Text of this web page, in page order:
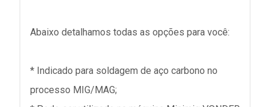
Abaixo detalhamos todas as opções para você:
* Indicado para soldagem de aço carbono no
processo MIG/MAG;